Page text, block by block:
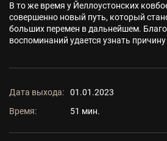
В то же время у Йеллоустонских
совершенно новый путь, который
больших перемен в дальнейшем.
воспоминаний удается узнать
Дата выхода:
01.01.2023
Время:
51 мин.